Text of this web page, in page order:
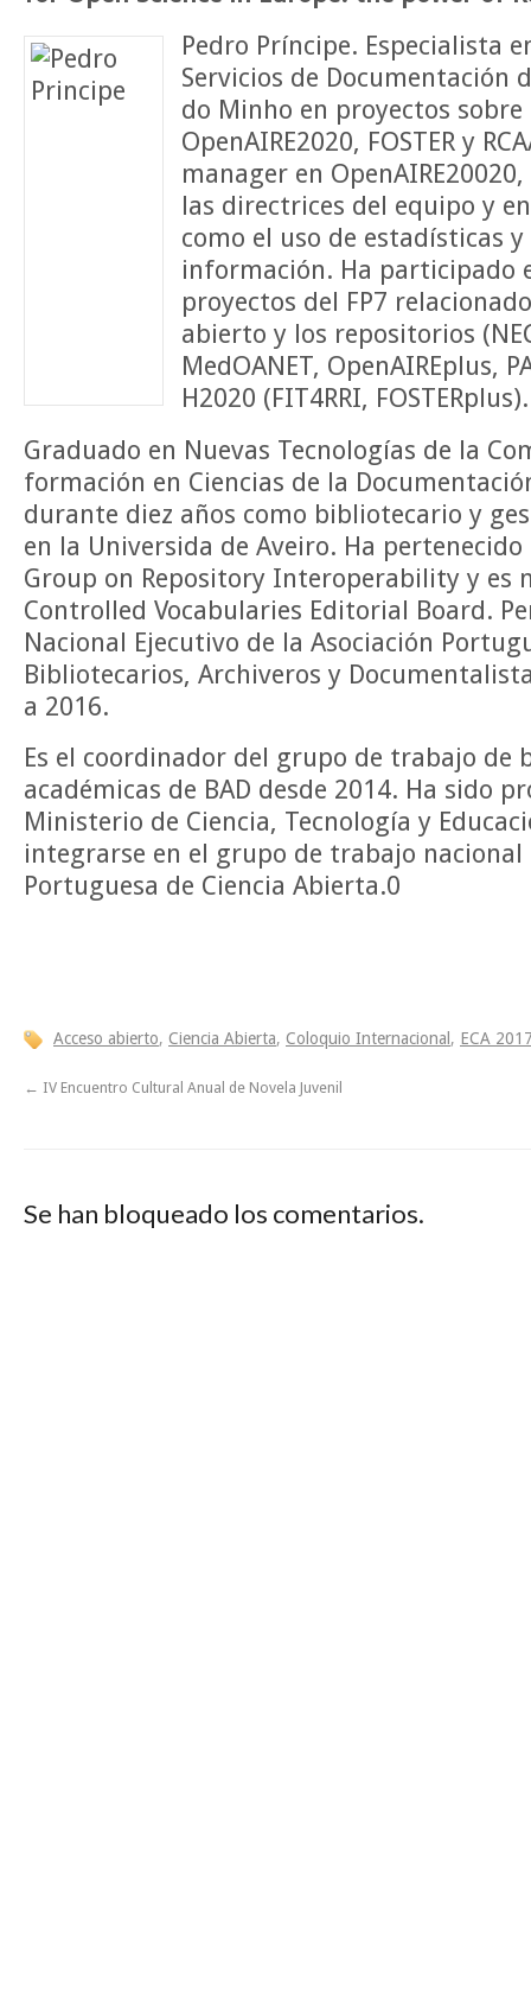
Pedro Príncipe. Especialista
Servicios de Documentación
do Minho en proyectos
OpenAIRE2020, FOSTER y
manager en
las directrices del equipo y
como el uso de estadísticas y
información. Ha participado
proyectos del FP7
abierto y los repositorios
MedOANET, OpenAIREplus,
H2020 (FIT4RRI, FOSTERplus).
Graduado en Nuevas Tecnologías de la
formación en Ciencias de la
durante diez años como bibliotecario y
en la Universida de Aveiro. Ha pertenecido
Group on Repository Interoperability y es
Controlled Vocabularies Editorial Board.
Nacional Ejecutivo de la Asociación
Bibliotecarios, Archiveros y
a 2016.
Es el coordinador del grupo de trabajo de
académicas de BAD desde 2014. Ha sido
Ministerio de Ciencia, Tecnología y
integrarse en el grupo de trabajo nacional
Portuguesa de Ciencia Abierta.0
Acceso abierto, Ciencia Abierta, Coloquio Internacional , ECA
← IV Encuentro Cultural Anual de Novela Juvenil
Se han bloqueado los comentarios.